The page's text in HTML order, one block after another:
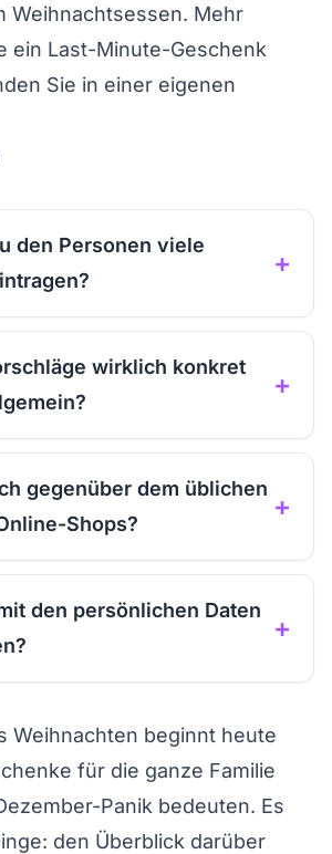
Weihnachtsessen. Mehr
ein Last-Minute-Geschenk
Sie in einer eigenen
den Personen viele
+
wirklich konkret
+
gegenüber dem üblichen
Shops?
+
den persönlichen Daten
+
Weihnachten beginnt heute
für die ganze Familie
Panik bedeuten. Es
den Überblick darüber